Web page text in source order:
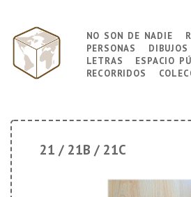
contenido
principal
Navegación
principal
no son de nadie
personas dibujos
letras espacio
recorridos
21 / 21B / 21C